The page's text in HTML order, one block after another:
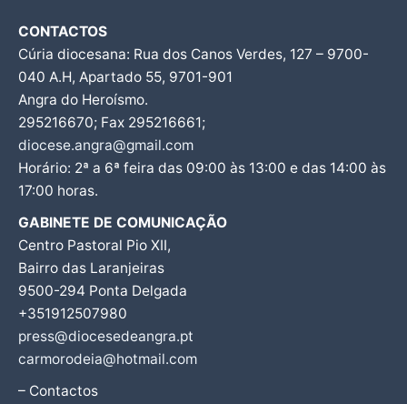
CONTACTOS
Cúria diocesana: Rua dos Canos Verdes, 127 – 9700-
040 A.H, Apartado 55, 9701-901
Angra do Heroísmo.
295216670; Fax 295216661;
diocese.angra@gmail.com
Horário: 2ª a 6ª feira das 09:00 às 13:00 e das 14:00 às
17:00 horas.
GABINETE DE COMUNICAÇÃO
Centro Pastoral Pio XII,
Bairro das Laranjeiras
9500-294 Ponta Delgada
+351912507980
press@diocesedeangra.pt
carmorodeia@hotmail.com
– Contactos